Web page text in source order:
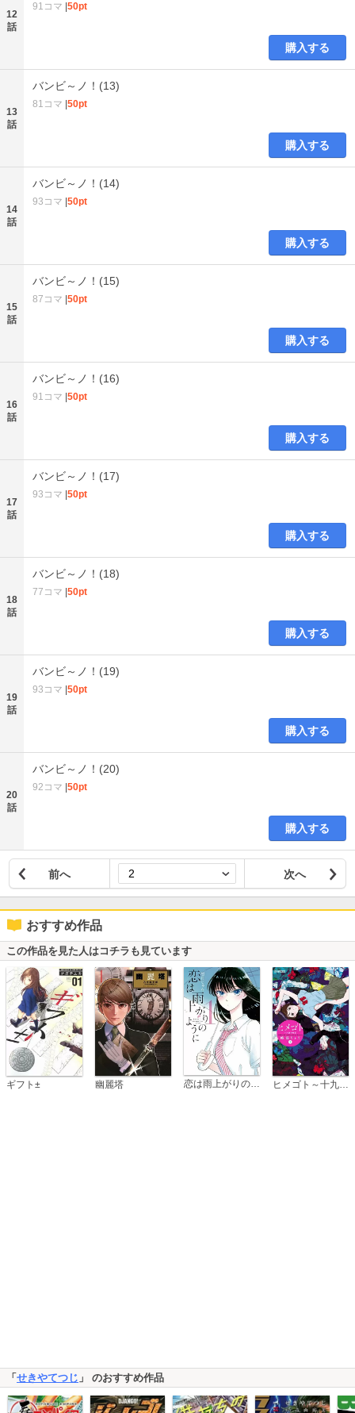
12
話
91コマ 50pt
購入する
13
話
バンビ～ノ！(13)
81コマ 50pt
購入する
14
話
バンビ～ノ！(14)
93コマ 50pt
購入する
15
話
バンビ～ノ！(15)
87コマ 50pt
購入する
16
話
バンビ～ノ！(16)
91コマ 50pt
購入する
17
話
バンビ～ノ！(17)
93コマ 50pt
購入する
18
話
バンビ～ノ！(18)
77コマ 50pt
購入する
19
話
バンビ～ノ！(19)
93コマ 50pt
購入する
20
話
バンビ～ノ！(20)
92コマ 50pt
購入する
前へ 次へ
おすすめ作品
この作品を見た人はコチラも見ています
ギフト± 幽麗塔 恋は雨上がりのように
「 せきやてつじ 」 のおすすめ作品